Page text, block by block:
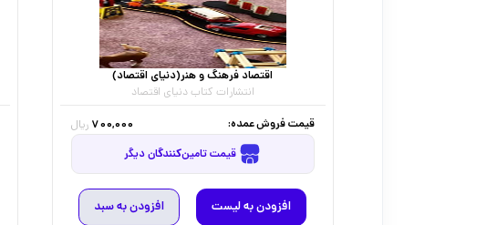
اقتصاد فرهنگ و هنر(دنیای اقتصاد)
انتشارات کتاب دنیای اقتصاد
قیمت فروش عمده: 700,000 ریال
افزودن به لیست افزودن به سبد